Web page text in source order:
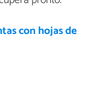
con hojas de